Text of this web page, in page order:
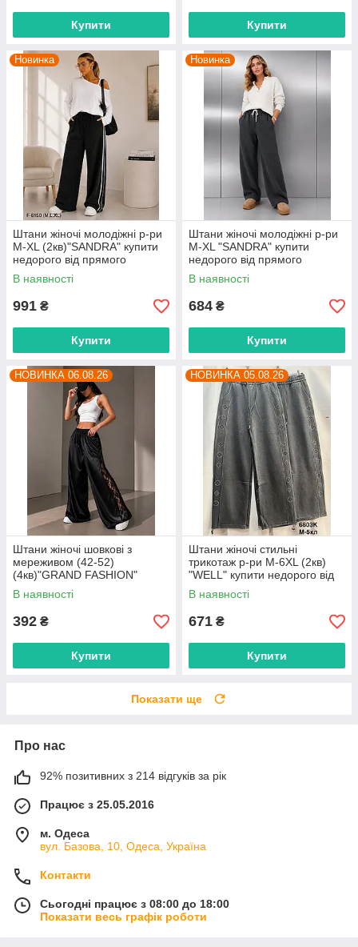
Купити Купити
Новинка
Штани жіночі молодіжні р-ри
M-XL (2кв)"SANDRA" купити
недорого від прямого
постачальника
В наявності
991 ₴
Купити
Новинка
Штани жіночі молодіжні р-ри
M-XL "SANDRA" купити
недорого від прямого
постачальника
В наявності
684 ₴
Купити
НОВИНКА 06.08.26
Штани жіночі шовкові з
мереживом (42-52)
(4кв)"GRAND FASHION"
недорого від прямого
постачальника
В наявності
392 ₴
Купити
НОВИНКА 05.08.26
Штани жіночі стильні
трикотаж р-ри M-6XL (2кв)
"WELL" купити недорого від
прямого постачальника
В наявності
671 ₴
Купити
Показати ще
Про нас
92% позитивних з 214 відгуків за рік
Працює з 25.05.2016
м. Одеса
вул. Базова, 10, Одеса, Україна
Контакти
Сьогодні працює з 08:00 до 18:00
Показати весь графік роботи